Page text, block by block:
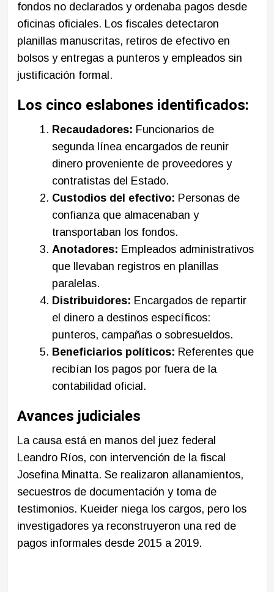
fondos no declarados y ordenaba pagos desde
oficinas oficiales. Los fiscales detectaron
planillas manuscritas, retiros de efectivo en
bolsos y entregas a punteros y empleados sin
justificación formal.
Los cinco eslabones identificados:
Recaudadores: Funcionarios de
segunda línea encargados de reunir
dinero proveniente de proveedores y
contratistas del Estado.
Custodios del efectivo: Personas de
confianza que almacenaban y
transportaban los fondos.
Anotadores: Empleados administrativos
que llevaban registros en planillas
paralelas.
Distribuidores: Encargados de repartir
el dinero a destinos específicos:
punteros, campañas o sobresueldos.
Beneficiarios políticos: Referentes que
recibían los pagos por fuera de la
contabilidad oficial.
Avances judiciales
La causa está en manos del juez federal
Leandro Ríos, con intervención de la fiscal
Josefina Minatta. Se realizaron allanamientos,
secuestros de documentación y toma de
testimonios. Kueider niega los cargos, pero los
investigadores ya reconstruyeron una red de
pagos informales desde 2015 a 2019.